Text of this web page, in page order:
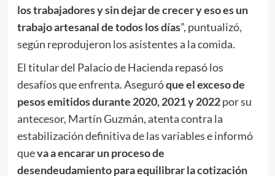
los trabajadores y sin dejar de crecer y eso es un
trabajo artesanal de todos los días”, puntualizó,
según reprodujeron los asistentes a la comida.
El titular del Palacio de Hacienda repasó los
desafíos que enfrenta. Aseguróque el exceso de
pesos emitidos durante 2020, 2021 y 2022por su
antecesor, Martín Guzmán, atenta contra la
estabilización definitiva de las variables e informó
queva a encarar un proceso de
desendeudamiento para equilibrar la cotización